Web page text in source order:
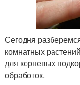
Сегодня
комнатных
для корневых
обработок.